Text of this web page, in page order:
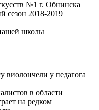
№1 г. Обнинска
сезон 2018-2019
школы
виолончели у педагога
в области
на редком